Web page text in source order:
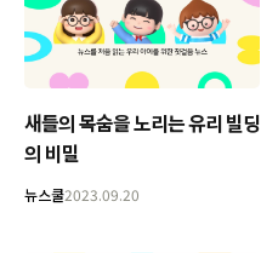
새들의 목숨을 노리는 유리 빌딩
의 비밀
뉴스쿨2023.09.20